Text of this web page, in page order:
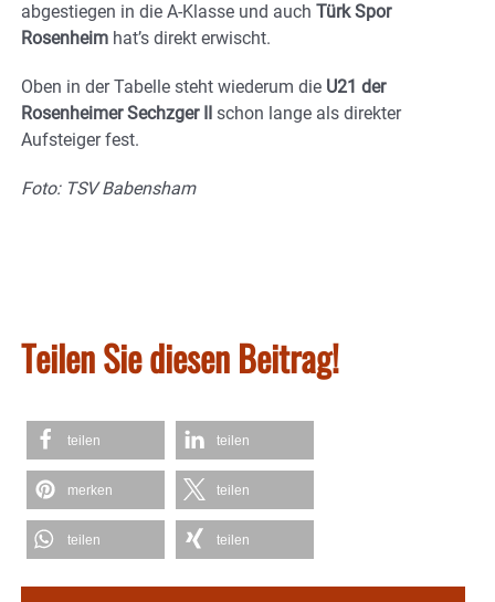
abgestiegen in die A-Klasse und auch Türk Spor
Rosenheim hat’s direkt erwischt.
Oben in der Tabelle steht wiederum die U21 der
Rosenheimer Sechzger II schon lange als direkter
Aufsteiger fest.
Foto: TSV Babensham
Teilen Sie diesen Beitrag!
teilen teilen
merken teilen
teilen teilen